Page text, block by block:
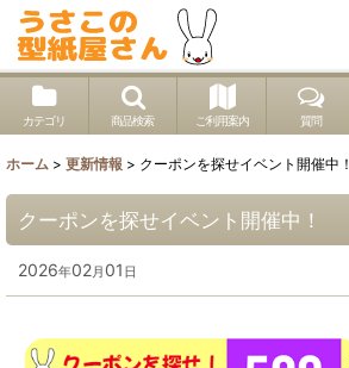
カテゴリ 商品検索 ご利用案内 質問
ホーム > 更新情報 > クーポンを探せイベント開催中！
クーポンを探せイベント開催中！
2026年02月 01 日